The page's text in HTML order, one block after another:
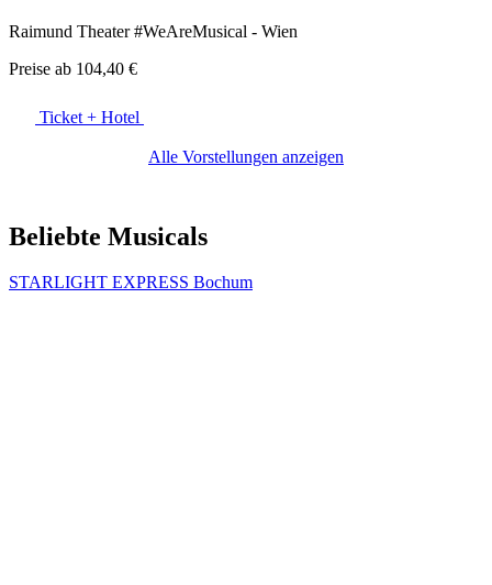
Raimund Theater #WeAreMusical - Wien
Preise ab 104,40 €
Ticket + Hotel
Alle Vorstellungen anzeigen
Beliebte Musicals
STARLIGHT EXPRESS Bochum